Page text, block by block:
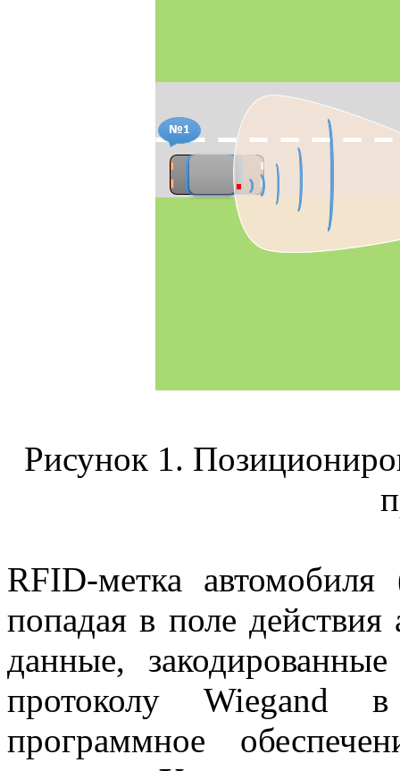
Рисунок 1.
RFID-метка автомобиля
попадая в поле
данные,
протоколу Wiegand
программное